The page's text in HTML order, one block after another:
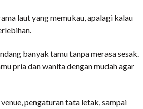
laut yang memukau, apalagi kalau
banyak tamu tanpa merasa sesak.
pria dan wanita dengan mudah agar
pengaturan tata letak, sampai